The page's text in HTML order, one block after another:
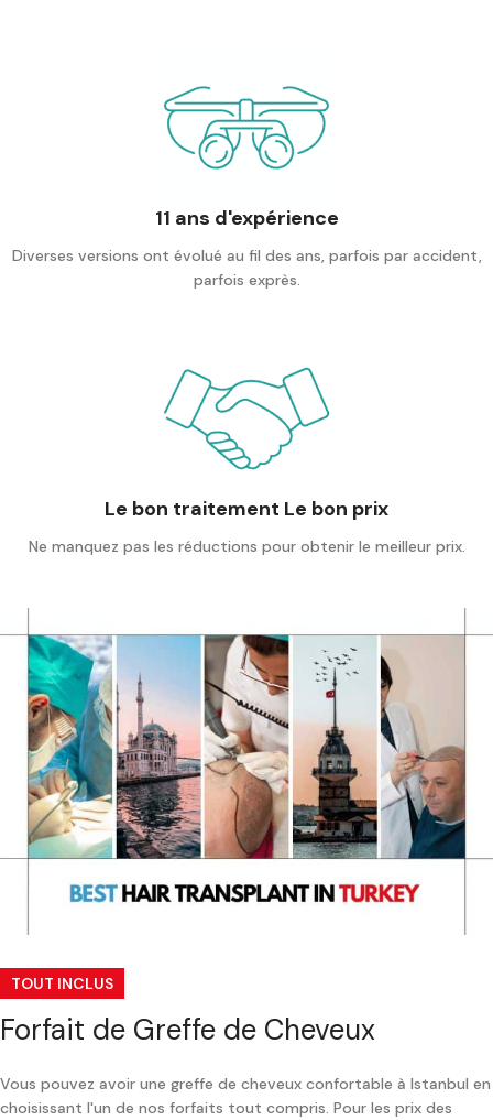
11 ans d'expérience
Diverses versions ont évolué au fil des ans, parfois par accident,
parfois exprès.
Le bon traitement Le bon prix
Ne manquez pas les réductions pour obtenir le meilleur prix.
TOUT INCLUS
Forfait de Greffe de Cheveux
Vous pouvez avoir une greffe de cheveux confortable à Istanbul en
choisissant l'un de nos forfaits tout compris. Pour les prix des